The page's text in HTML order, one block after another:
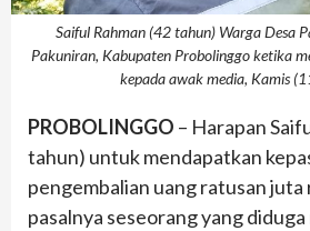
Saiful Rahman (42 tahun) Warga Desa
Pakuniran, Kabupaten Probolinggo ketika
kepada awak media, Kamis
PROBOLINGGO – Harapan
tahun) untuk mendapatkan
pengembalian uang ratusan juta
pasalnya seseorang yang